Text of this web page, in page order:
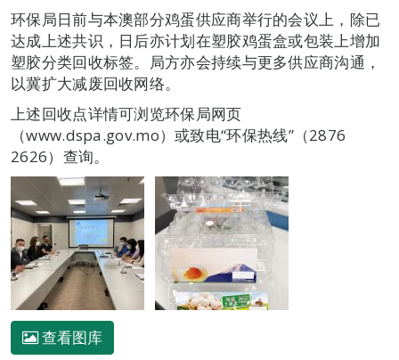
环保局日前与本澳部分鸡蛋供应商举行的会议上，除已
达成上述共识，日后亦计划在塑胶鸡蛋盒或包装上增加
塑胶分类回收标签。局方亦会持续与更多供应商沟通，
以冀扩大减废回收网络。
上述回收点详情可浏览环保局网页
（www.dspa.gov.mo）或致电“环保热线”（2876
2626）查询。
查看图库